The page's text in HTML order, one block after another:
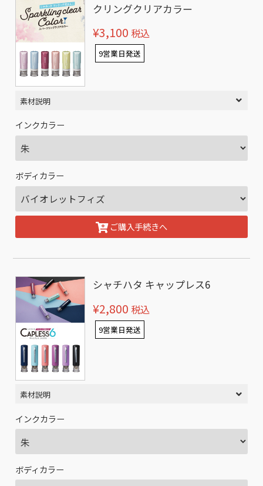
クリングクリアカラー
¥3,100 税込
9営業日発送
素材説明
インクカラー
ボディカラー
ご購入手続きへ
シャチハタ キャップレス6
¥2,800 税込
9営業日発送
素材説明
インクカラー
ボディカラー